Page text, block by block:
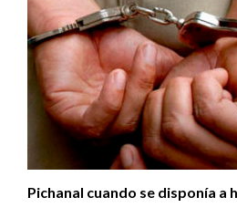
Pichanal cuando se disponía a